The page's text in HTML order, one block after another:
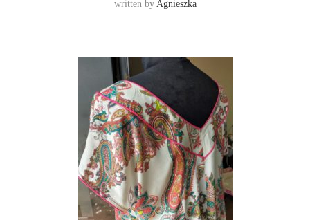
written by Agnieszka